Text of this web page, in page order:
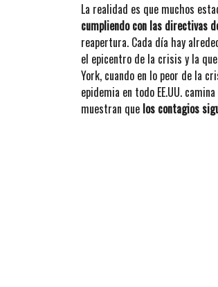
La realidad es que muchos
cumpliendo con las directivas
reapertura. Cada día hay
el epicentro de la crisis y la
York, cuando en lo peor de la
epidemia en todo EE.UU.
muestran que los contagios